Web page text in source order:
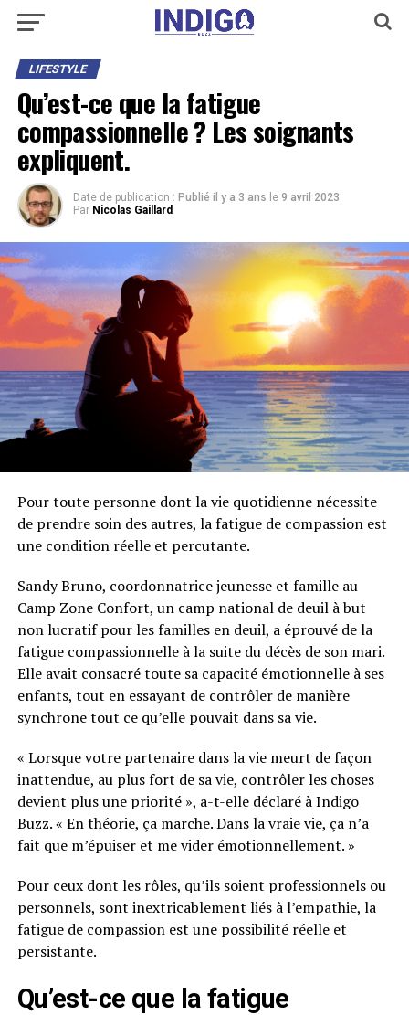
LIFESTYLE
Qu’est-ce que la fatigue
compassionnelle ? Les soignants
expliquent.
Date de publication : Publié il y a 3 ans le 9 avril 2023
Par Nicolas Gaillard
Pour toute personne dont la vie quotidienne nécessite
de prendre soin des autres, la fatigue de compassion est
une condition réelle et percutante.
Sandy Bruno, coordonnatrice jeunesse et famille au
Camp Zone Confort, un camp national de deuil à but
non lucratif pour les familles en deuil, a éprouvé de la
fatigue compassionnelle à la suite du décès de son mari.
Elle avait consacré toute sa capacité émotionnelle à ses
enfants, tout en essayant de contrôler de manière
synchrone tout ce qu’elle pouvait dans sa vie.
« Lorsque votre partenaire dans la vie meurt de façon
inattendue, au plus fort de sa vie, contrôler les choses
devient plus une priorité », a-t-elle déclaré à Indigo
Buzz. « En théorie, ça marche. Dans la vraie vie, ça n’a
fait que m’épuiser et me vider émotionnellement. »
Pour ceux dont les rôles, qu’ils soient professionnels ou
personnels, sont inextricablement liés à l’empathie, la
fatigue de compassion est une possibilité réelle et
persistante.
Qu’est-ce que la fatigue